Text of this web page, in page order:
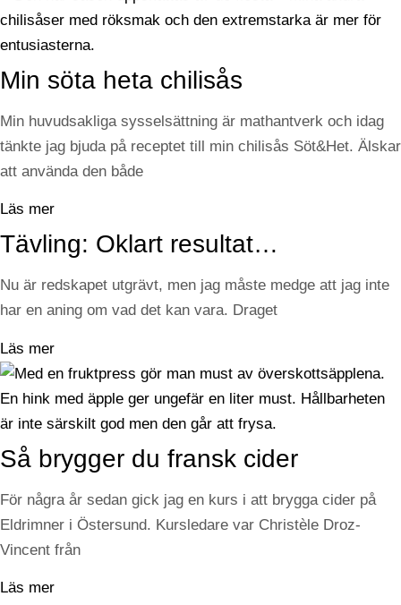
Min söta heta chilisås
Min huvudsakliga sysselsättning är mathantverk och idag
tänkte jag bjuda på receptet till min chilisås Söt&Het. Älskar
att använda den både
Läs mer
Tävling: Oklart resultat…
Nu är redskapet utgrävt, men jag måste medge att jag inte
har en aning om vad det kan vara. Draget
Läs mer
Så brygger du fransk cider
För några år sedan gick jag en kurs i att brygga cider på
Eldrimner i Östersund. Kursledare var Christèle Droz-
Vincent från
Läs mer